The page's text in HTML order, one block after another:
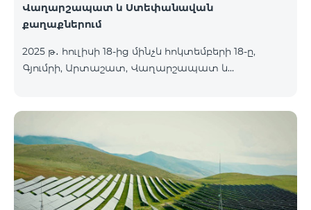
Վաղարշապատ և Ստեփանավան
քաղաքներում
2025 թ․ հուլիսի 18-ից մինչև հոկտեմբերի 18-ը,
Գյումրի, Արտաշատ, Վաղարշապատ և
զեղչով առաջին 6 ամիսների համար, 12 ամիս
բաժանորդագրության դեպքում․ Անվանում
Հիմնական արժեք Զեղչված արժեք 1-6 ամիսների
համար ԿՈՍՄՈ 2 6900 Մարզային 6900 3450
ԿՈՍՄՈ 3 7400 Մարզային 7400 3700 ԿՈՍՄՈ 4 9900